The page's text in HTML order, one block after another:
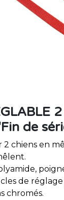
de
chiens en
de
chromés.